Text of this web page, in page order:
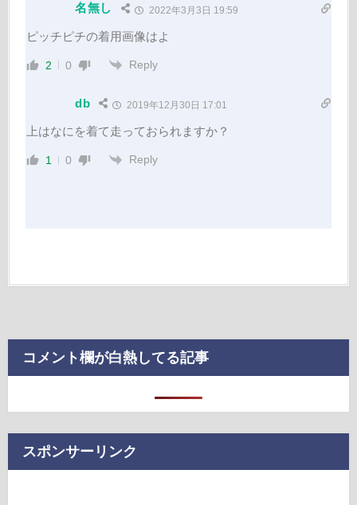
名無し 2022年3月3日 19:59
ピッチピチの着用画像はよ
2 0 Reply
db 2019年12月30日 17:01
上はなにを着て走っておられますか？
1 0 Reply
コメント欄が白熱してる記事
スポンサーリンク